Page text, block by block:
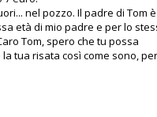
nel pozzo. Il padre di Tom è
età di mio padre e per lo
Tom, spero che tu possa
tua risata così come sono, per